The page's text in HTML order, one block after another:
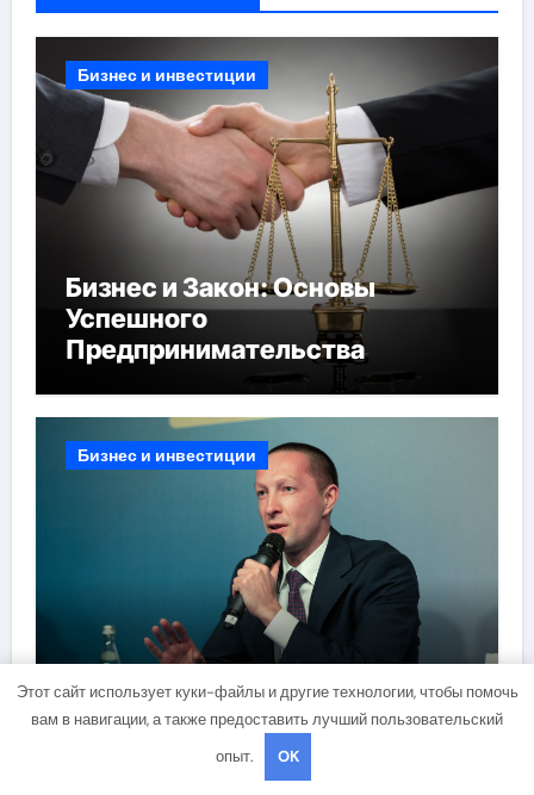
Бизнес и инвестиции
Бизнес и Закон: Основы
Успешного
Предпринимательства
Бизнес и инвестиции
Университет Синергия:
Образование для Будущего
Этот сайт использует куки-файлы и другие технологии, чтобы помочь
вам в навигации, а также предоставить лучший пользовательский
опыт.
OK